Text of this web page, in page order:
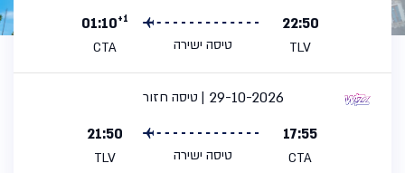
22:50
TLV טיסה ישירה
01:10+1
CTA
טיסה חזור
29-10-2026
17:55
CTA טיסה ישירה
21:50
TLV